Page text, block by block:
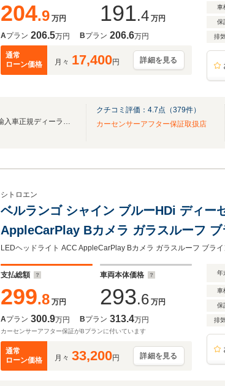
204.9 万円 191.4 万円
Aプラン 206.5万円 Bプラン 206.6万円
通常
ローン価格
月々 17,400円 詳細を見る
車
保
排
ユニバース総在庫2,000台以上！輸入車正規ディーラー運営の安心感を！
クチコミ評価： 4.7点（379件）
カーセンサーアフター保証取扱店
シトロエン
ベルランゴ シャイン ブルーHDi ディー
AppleCarPlay Bカメラ ガラスルーフ
ィブセーフブレーキ コーナーセンサー
イブレコーダー 純正16AW ETC
支払総額
299.8 万円
車両本体価格
293.6 万円
Aプラン 300.9万円 Bプラン 313.4万円
カーセンサーアフター保証がBプランに付いています
通常
ローン価格
月々 33,200円 詳細を見る
年
車
保
排